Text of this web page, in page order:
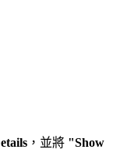
，並將 "Show